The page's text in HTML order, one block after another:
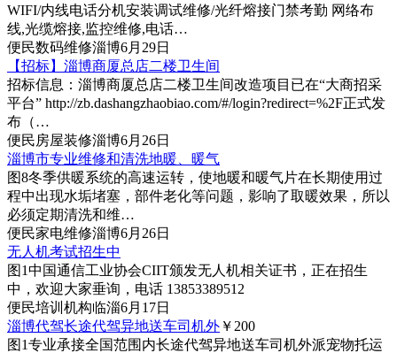
WIFI/内线电话分机安装调试维修/光纤熔接门禁考勤 网络布
线,光缆熔接,监控维修,电话…
便民数码维修淄博6月29日
【招标】淄博商厦总店二楼卫生间
招标信息：淄博商厦总店二楼卫生间改造项目已在“大商招采
平台” http://zb.dashangzhaobiao.com/#/login?redirect=%2F正式发
布（…
便民房屋装修淄博6月26日
淄博市专业维修和清洗地暖、暖气
图8冬季供暖系统的高速运转，使地暖和暖气片在长期使用过
程中出现水垢堵塞，部件老化等问题，影响了取暖效果，所以
必须定期清洗和维…
便民家电维修淄博6月26日
无人机考试招生中
图1中国通信工业协会CIIT颁发无人机相关证书，正在招生
中，欢迎大家垂询，电话 13853389512
便民培训机构临淄6月17日
淄博代驾长途代驾异地送车司机外 ￥200
图1专业承接全国范围内长途代驾异地送车司机外派宠物托运